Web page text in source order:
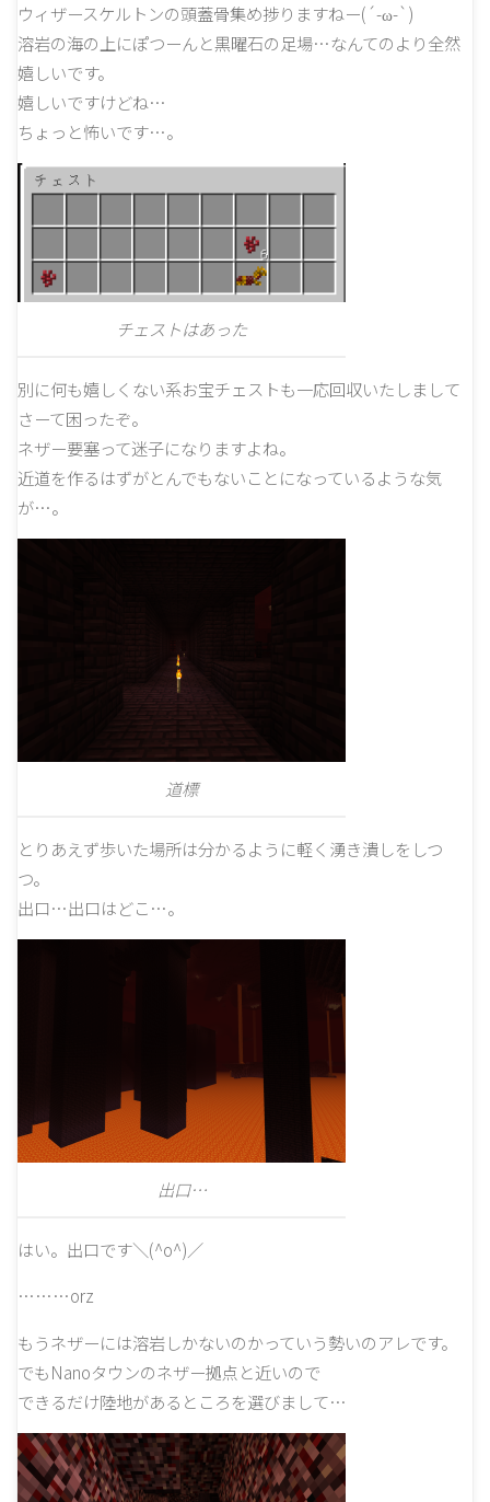
ウィザースケルトンの頭蓋骨集め捗りますねー(´-ω-`)
溶岩の海の上にぽつーんと黒曜石の足場…なんてのより全然
嬉しいです。
嬉しいですけどね…
ちょっと怖いです…。
チェストはあった
別に何も嬉しくない系お宝チェストも一応回収いたしまして
さーて困ったぞ。
ネザー要塞って迷子になりますよね。
近道を作るはずがとんでもないことになっているような気
が…。
道標
とりあえず歩いた場所は分かるように軽く湧き潰しをしつ
つ。
出口…出口はどこ…。
出口…
はい。出口です＼(^o^)／
………orz
もうネザーには溶岩しかないのかっていう勢いのアレです。
でもNanoタウンのネザー拠点と近いので
できるだけ陸地があるところを選びまして…